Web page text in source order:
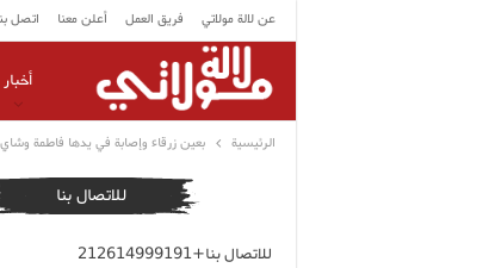
عن لالة مولاتي فريق العمل أعلن معنا اتصل
أخبار
الرئيسية بعين زرقاء وإصابة في يدها فاطمة
للاتصال بنا
للاتصال بنا+212614999191